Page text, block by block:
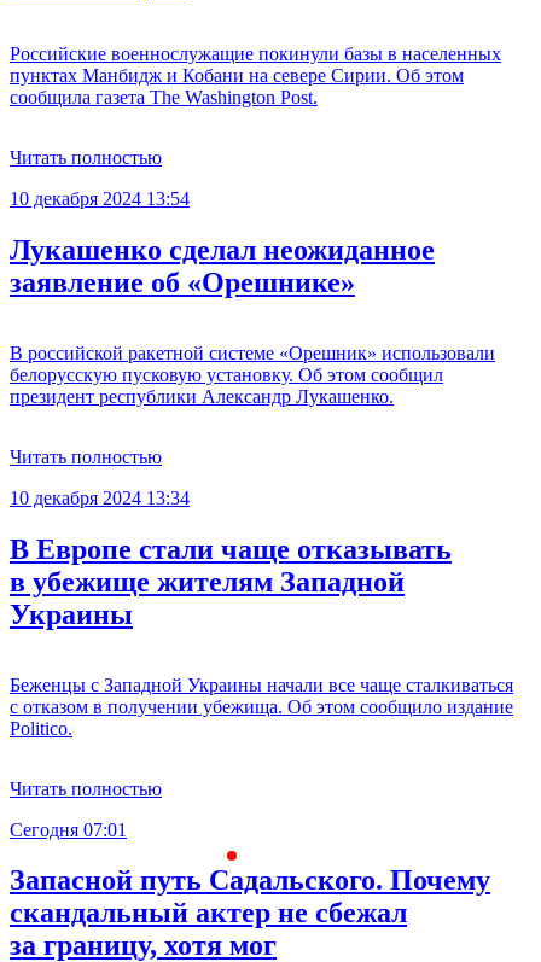
Российские военнослужащие покинули базы в населенных
пунктах Манбидж и Кобани на севере Сирии. Об этом
сообщила газета The Washington Post.
Читать полностью
10 декабря 2024 13:54
Лукашенко сделал неожиданное
заявление об «Орешнике»
В российской ракетной системе «Орешник» использовали
белорусскую пусковую установку. Об этом сообщил
президент республики Александр Лукашенко.
Читать полностью
10 декабря 2024 13:34
В Европе стали чаще отказывать
в убежище жителям Западной
Украины
Беженцы с Западной Украины начали все чаще сталкиваться
с отказом в получении убежища. Об этом сообщило издание
Politico.
Читать полностью
Сегодня 07:01
Запасной путь Садальского. Почему
скандальный актер не сбежал
за границу, хотя мог